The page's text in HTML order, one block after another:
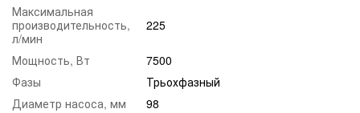
Максимальная
производительность,
л/мин
225
Мощность, Вт
7500
Фазы
Трьохфазный
Диаметр насоса, мм
98